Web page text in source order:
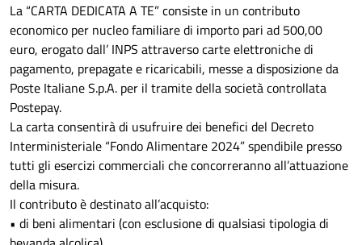
La “CARTA DEDICATA A TE” consiste in un contributo
economico per nucleo familiare di importo pari ad 500,00
euro, erogato dall’ INPS attraverso carte elettroniche di
pagamento, prepagate e ricaricabili, messe a disposizione da
Poste Italiane S.p.A. per il tramite della società controllata
Postepay.
La carta consentirà di usufruire dei benefici del Decreto
Interministeriale “Fondo Alimentare 2024” spendibile presso
tutti gli esercizi commerciali che concorreranno all’attuazione
della misura.
Il contributo è destinato all’acquisto:
• di beni alimentari (con esclusione di qualsiasi tipologia di